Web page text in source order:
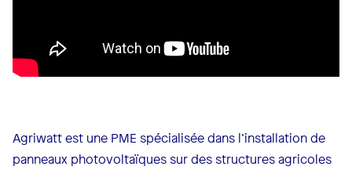
Agriwatt est une PME spécialisée dans l’installation de
panneaux photovoltaïques sur des structures agricoles